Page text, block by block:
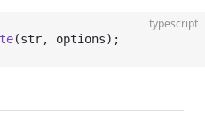
typescript
(str, options);